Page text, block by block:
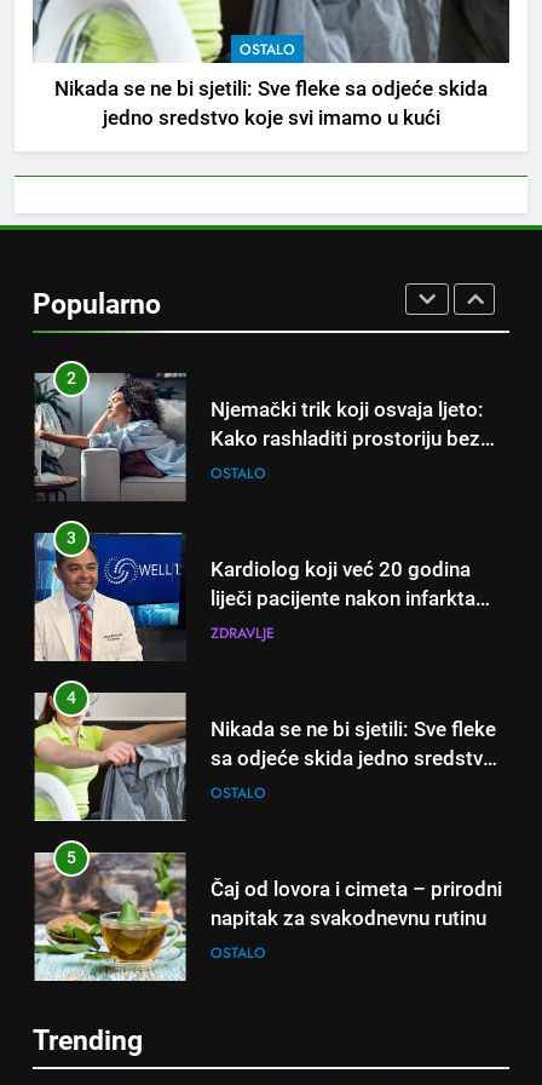
OSTALO
Nikada se ne bi sjetili: Sve fleke sa odjeće skida
jedno sredstvo koje svi imamo u kući
Popularno
8
Piće od smreke – prirodni
napitak koji se često spominje
kod šećerne bolesti
OSTALO
1
čak će se i “suhi štap”
ukorijeniti! Stari vrtlarski trik koji
iskusni baštovani čuvaju
2
Njemački trik koji osvaja ljeto:
Kako rashladiti prostoriju bez
klime i velikih računa za struju!
OSTALO
3
Kardiolog koji već 20 godina
liječi pacijente nakon infarkta
otkrio: Ove 4 jutarnje navike
dana!
ZDRAVLJE
4
Nikada se ne bi sjetili: Sve fleke
sa odjeće skida jedno sredstvo
koje svi imamo u kući
OSTALO
5
Čaj od lovora i cimeta – prirodni
napitak za svakodnevnu rutinu
OSTALO
Trending
5